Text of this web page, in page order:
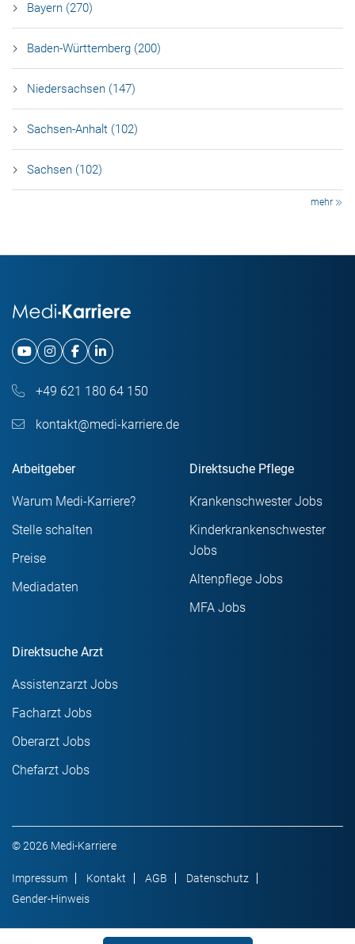
Bayern (270)
Baden-Württemberg (200)
Niedersachsen (147)
Sachsen-Anhalt (102)
Sachsen (102)
mehr
+49 621 180 64 150
kontakt@medi-karriere.de
Arbeitgeber
Warum Medi-Karriere?
Stelle schalten
Preise
Mediadaten
Direktsuche Pflege
Krankenschwester Jobs
Kinderkrankenschwester
Jobs
Altenpflege Jobs
MFA Jobs
Direktsuche Arzt
Assistenzarzt Jobs
Facharzt Jobs
Oberarzt Jobs
Chefarzt Jobs
© 2026 Medi-Karriere
Impressum Kontakt AGB
Datenschutz
Gender-Hinweis